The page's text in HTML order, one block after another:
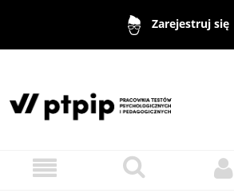
Zarejestruj się